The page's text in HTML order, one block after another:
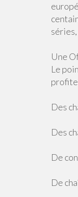
Une
Le
Des
Des
De
De